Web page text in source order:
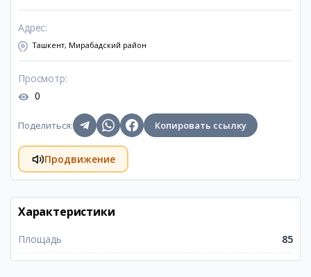
Адрес:
Ташкент, Мирабадский район
Просмотр:
0
Поделиться: Копировать ссылку
Продвижение
Характеристики
Площадь 85